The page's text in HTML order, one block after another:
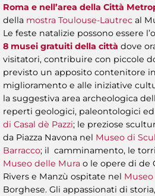
Roma e nell’area della Città
della mostra Toulouse-Lautrec al
Le feste natalizie possono essere
8 musei gratuiti della città dove
visitatori, contribuire con piccole
previsto un apposito contenitore
miglioramento e alle iniziative
la suggestiva area archeologica
reperti geologici, paleontologici
di Casal dè Pazzi; le preziose
da Piazza Navona nel Museo di
Barracco; il camminamento, le
Museo delle Mura o le opere di de
Rivers e Manzù ospitate nel
Borghese. Gli appassionati di